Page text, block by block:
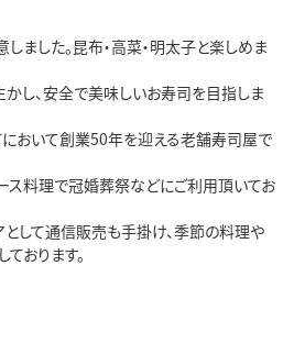
ました。昆布・高菜・明太子と楽しめま
し、安全で美味しいお寿司を目指しま
おいて創業50年を迎える老舗寿司屋で
ス料理で冠婚葬祭などにご利用頂いてお
して通信販売も手掛け、季節の料理や
おります。